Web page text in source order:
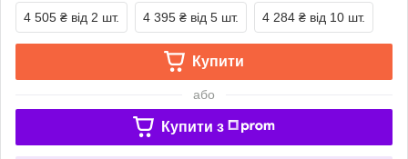
4 505 ₴ від 2 шт. 4 395 ₴ від 5 шт. 4 284 ₴ від 10 шт.
Купити
або
Купити з